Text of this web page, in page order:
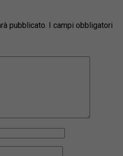
pubblicato. I campi obbligatori